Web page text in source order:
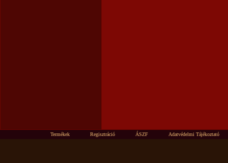
Termékek Regisztráció ÁSZF Adatvédelmi Tájékoztató